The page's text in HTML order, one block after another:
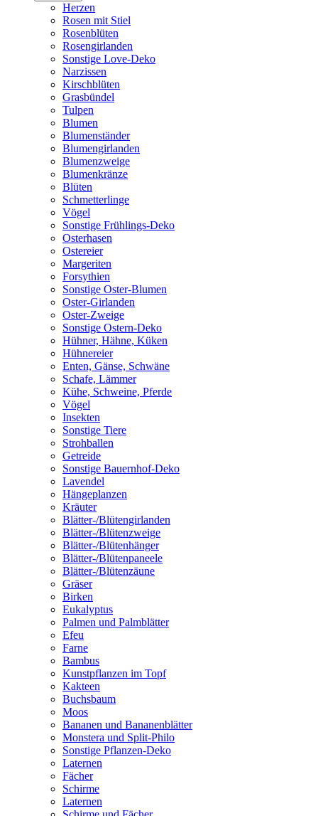
Herzen
Rosen mit Stiel
Rosenblüten
Rosengirlanden
Sonstige Love-Deko
Narzissen
Kirschblüten
Grasbündel
Tulpen
Blumen
Blumenständer
Blumengirlanden
Blumenzweige
Blumenkränze
Blüten
Schmetterlinge
Vögel
Sonstige Frühlings-Deko
Osterhasen
Ostereier
Margeriten
Forsythien
Sonstige Oster-Blumen
Oster-Girlanden
Oster-Zweige
Sonstige Ostern-Deko
Hühner, Hähne, Küken
Hühnereier
Enten, Gänse, Schwäne
Schafe, Lämmer
Kühe, Schweine, Pferde
Vögel
Insekten
Sonstige Tiere
Strohballen
Getreide
Sonstige Bauernhof-Deko
Lavendel
Hängeplanzen
Kräuter
Blätter-/Blütengirlanden
Blätter-/Blütenzweige
Blätter-/Blütenhänger
Blätter-/Blütenpaneele
Blätter-/Blütenzäune
Gräser
Birken
Eukalyptus
Palmen und Palmblätter
Efeu
Farne
Bambus
Kunstpflanzen im Topf
Kakteen
Buchsbaum
Moos
Bananen und Bananenblätter
Monstera und Split-Philo
Sonstige Pflanzen-Deko
Laternen
Fächer
Schirme
Laternen